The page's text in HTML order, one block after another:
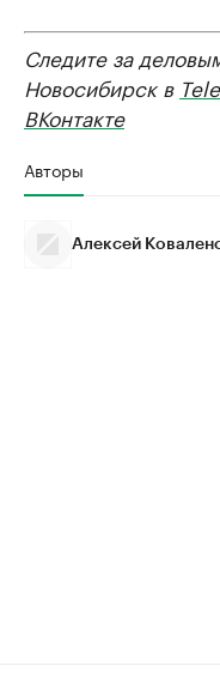
Следите за
Новосибирск в
ВКонтакте
Авторы
Алексей